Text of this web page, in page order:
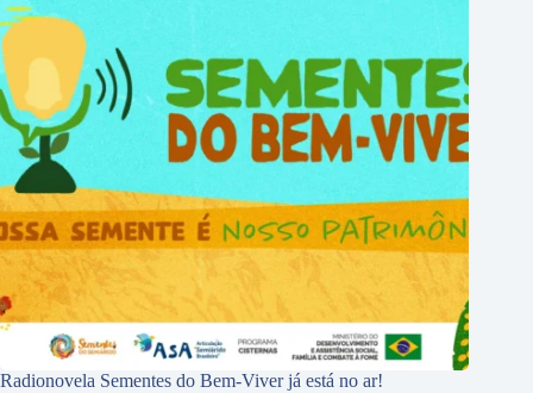
Radionovela Sementes do Bem-Viver já está no ar!